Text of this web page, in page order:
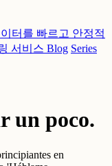
터를 빠르고 안정적
서비스 Blog Series
un poco.
en